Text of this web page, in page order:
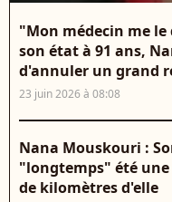
"Mon médecin me
son état à 91 ans,
d'annuler un grand
23 juin 2026 à 08:08
Nana Mouskouri :
"longtemps" été
de kilomètres d'elle